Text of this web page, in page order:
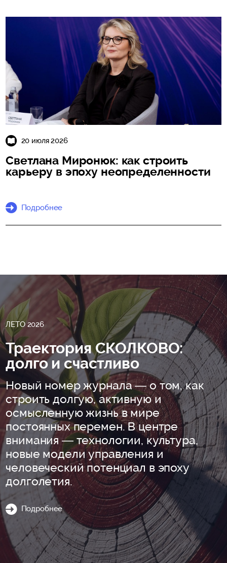
20 июля 2026
Светлана Миронюк: как строить
карьеру в эпоху неопределенности
Подробнее
ЛЕТО 2026
Траектория СКОЛКОВО:
долго и счастливо
Новый номер журнала — о том, как
строить долгую, активную и
осмысленную жизнь в мире
постоянных перемен. В центре
внимания — технологии, культура,
новые модели управления и
человеческий потенциал в эпоху
долголетия.
Подробнее